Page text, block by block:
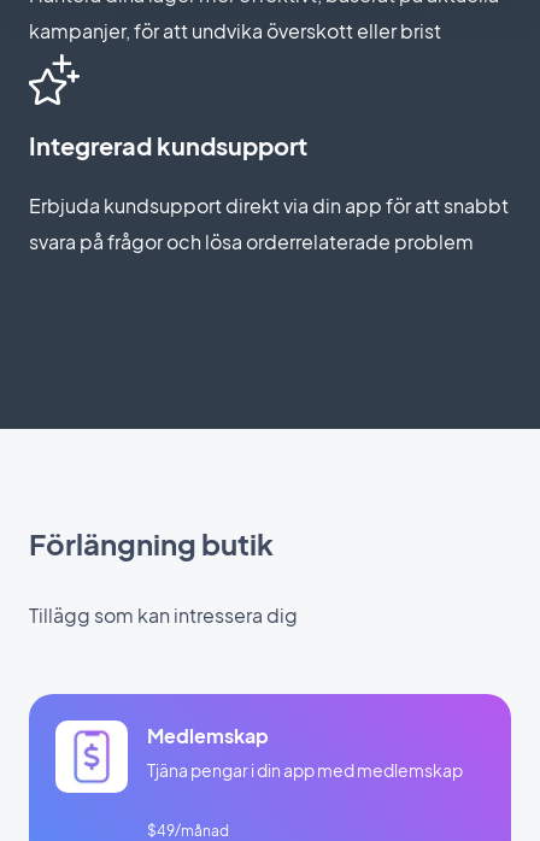
kampanjer, för att undvika överskott eller brist
Integrerad kundsupport
Erbjuda kundsupport direkt via din app för att snabbt
svara på frågor och lösa orderrelaterade problem
Förlängning butik
Tillägg som kan intressera dig
Medlemskap
Tjäna pengar i din app med medlemskap
$49/månad